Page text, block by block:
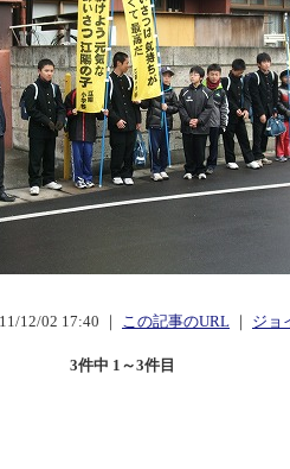
12/02 17:40 ｜ この記事のURL ジョ
3件中 1～3件目